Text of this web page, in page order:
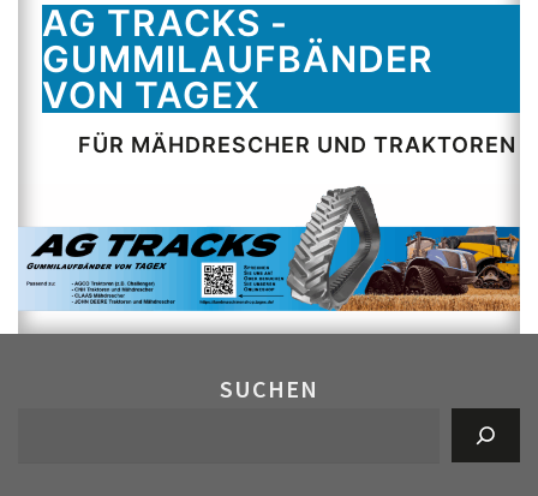
AG TRACKS -
GUMMILAUFBÄNDER
VON TAGEX
FÜR MÄHDRESCHER UND TRAKTOREN
SUCHEN